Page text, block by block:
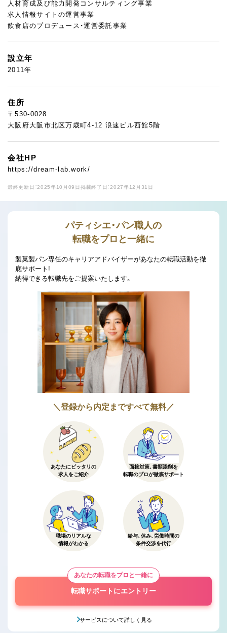
人材育成及び能力開発コンサルティング事業
求人情報サイトの運営事業
飲食店のプロデュース・運営委託事業
設立年
2011年
住所
〒530-0028
大阪府大阪市北区万歳町4-12 浪速ビル西館5階
会社HP
https://dream-lab.work/
最終更新日：2025年10月09日 掲載終了日：2027年12月31日
パティシエ・パン職人の
転職をプロと一緒に
製菓製パン専任のキャリアアドバイザーがあなたの転職活動を徹
底サポート!
納得できる転職先をご提案いたします。
＼登録から内定まですべて無料／
あなたにピッタリの
求人をご紹介
面接対策、書類添削を
転職のプロが徹底サポート
職場のリアルな
情報がわかる
給与、休み、労働時間の
条件交渉を代行
あなたの転職をプロと一緒に
転職サポートにエントリー
サービスについて詳しく見る